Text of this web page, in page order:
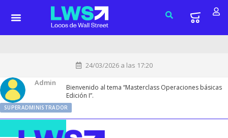
24/03/2026 a las 17:20
Admin
SUPERADMINISTRADOR
Bienvenido al tema “Masterclass Operaciones básicas
Edición I”.